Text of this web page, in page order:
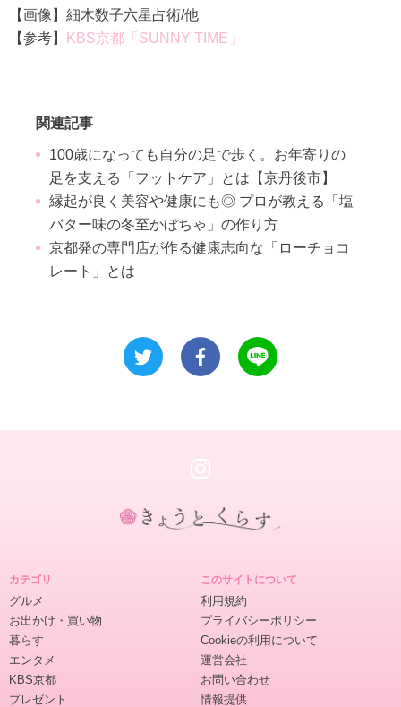
【画像】細木数子六星占術/他
【参考】
KBS京都「SUNNY TIME」
関連記事
100歳になっても自分の足で歩く。お年寄りの
足を支える「フットケア」とは【京丹後市】
縁起が良く美容や健康にも◎ プロが教える「塩
バター味の冬至かぼちゃ」の作り方
京都発の専門店が作る健康志向な「ローチョコ
レート」とは
カテゴリ
グルメ
お出かけ・買い物
暮らす
エンタメ
KBS京都
プレゼント
このサイトについて
利用規約
プライバシーポリシー
Cookieの利用について
運営会社
お問い合わせ
情報提供